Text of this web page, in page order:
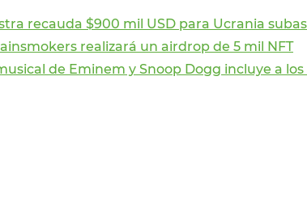
recauda $900 mil USD para Ucrania
realizará un airdrop de 5 mil NFT
de Eminem y Snoop Dogg incluye a